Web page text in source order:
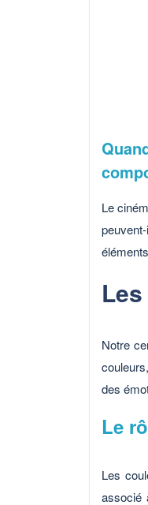
Le
Notre
des
Le
Les
associé